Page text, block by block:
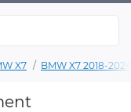
X7 BMW X7 2018-2024